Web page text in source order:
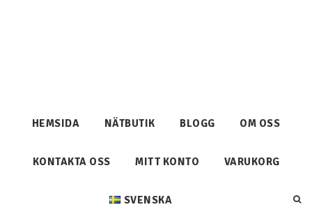
HEMSIDA NÄTBUTIK BLOGG OM OSS
KONTAKTA OSS MITT KONTO VARUKORG
SVENSKA